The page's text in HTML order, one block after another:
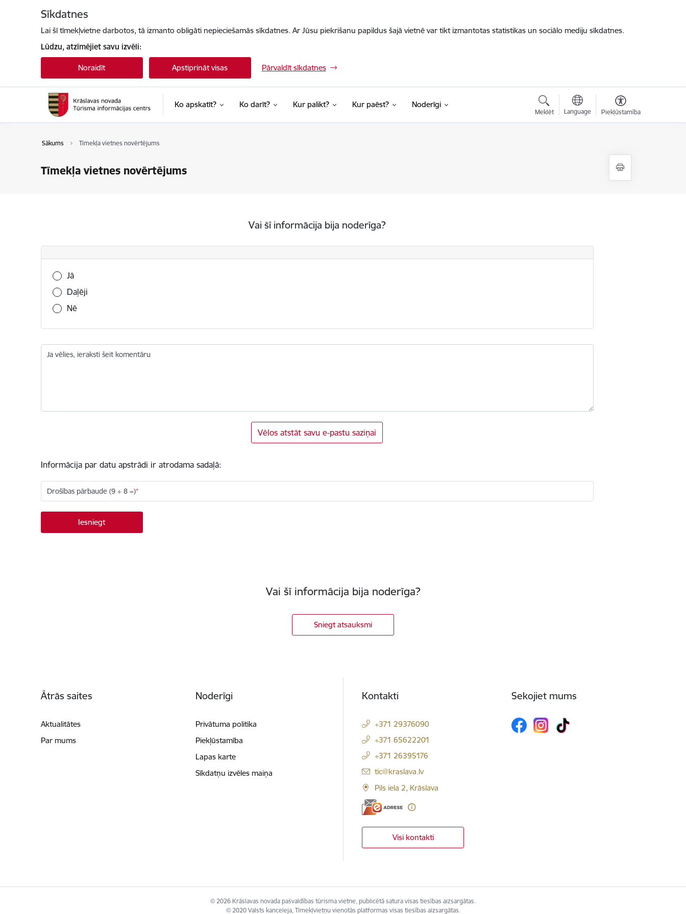
Sīkdatnes
Lai šī tīmekļvietne darbotos, tā izmanto obligāti nepieciešamās sīkdatnes. Ar Jūsu piekrišanu papildus šajā vietnē var tikt izmantotas statistikas un sociālo mediju sīkdatnes.
Lūdzu, atzīmējiet savu izvēli:
Noraidīt Apstiprināt visas Pārvaldīt sīkdatnes
Ko apskatīt? Ko darīt? Kur palikt? Kur paēst? Noderīgi
Meklēt Language Piekļūstamība
Sākums Tīmekļa vietnes novērtējums
Tīmekļa vietnes novērtējums
Vai šī informācija bija noderīga?
Vai šī informācija bija noderīga?
Jā
Daļēji
Nē
Ja vēlies, ieraksti šeit komentāru
Vēlos atstāt savu e-pastu saziņai
Informācija par datu apstrādi ir atrodama sadaļā:
Drošības pārbaude (9 + 8 =)
Vai šī informācija bija noderīga?
Sniegt atsauksmi
Ātrās saites
Aktualitātes
Par mums
Noderīgi
Privātuma politika
Piekļūstamība
Lapas karte
Sīkdatņu izvēles maiņa
Kontakti
+371 29376090
+371 65622201
+371 26395176
E-pasts:
tic@kraslava.lv
Pils iela 2, Krāslava
Visi kontakti
Sekojiet mums
© 2026 Krāslavas novada pašvaldības tūrisma vietne, publicētā satura visas tiesības aizsargātas.
© 2020 Valsts kanceleja, Tīmekļvietņu vienotās platformas visas tiesības aizsargātas.